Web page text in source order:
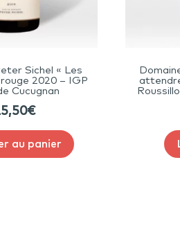
Sichel « Les
2020 – IGP
Cucugnan
€
au panier